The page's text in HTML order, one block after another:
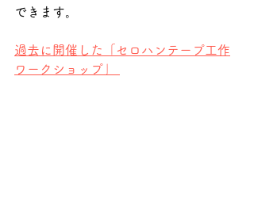
できます。
過去に開催した「セロハンテープ工作
ワークショップ」